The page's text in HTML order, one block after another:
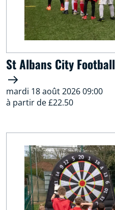
St Albans City
mardi 18 août 2026 09:00
à partir de £22.50